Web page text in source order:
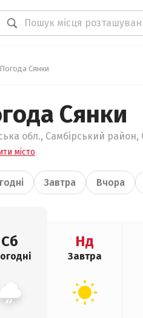
Погода Сянки
Сянки
обл., Самбірський
місто
Завтра Вчора
Сб Нд
Завтра